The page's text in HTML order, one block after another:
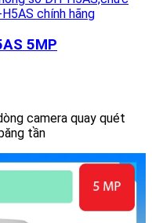
5MP
camera quay quét
tần